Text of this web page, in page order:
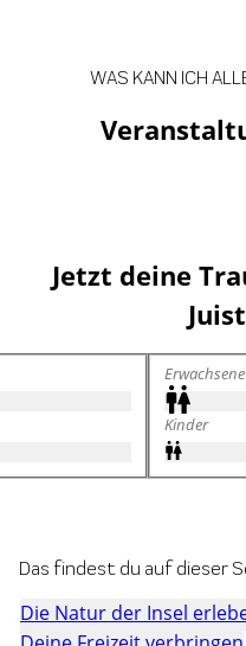
WAS KANN ICH
Jetzt deine
Erwachsene
Kinder
Das findest du auf dieser
Die Natur der Insel